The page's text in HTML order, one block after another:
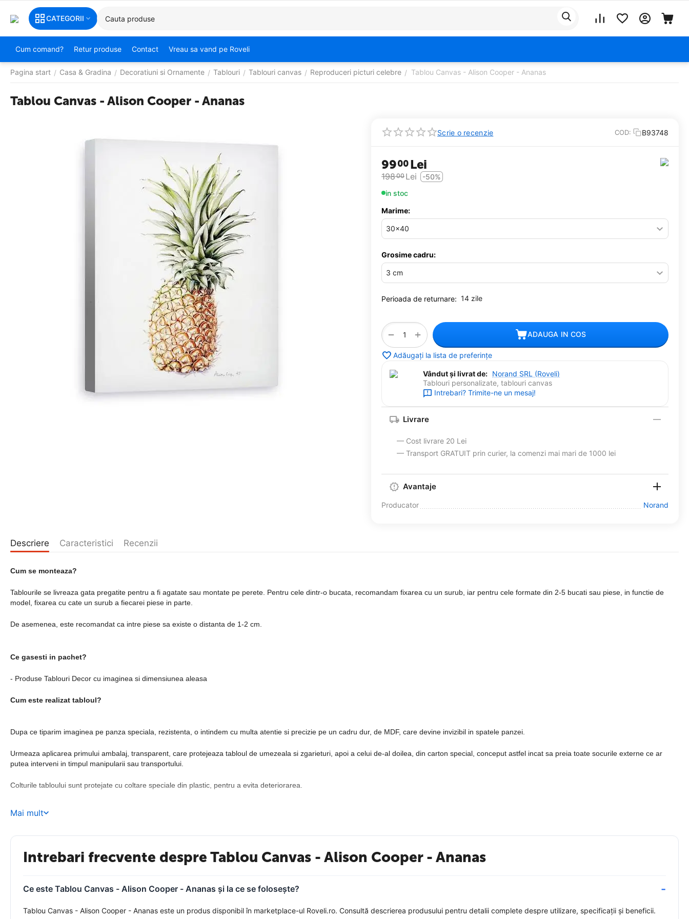
CATEGORII
Cum comand? Retur produse Contact Vreau sa vand pe Roveli
Pagina start / Casa & Gradina / Decoratiuni si Ornamente / Tablouri / Tablouri canvas / Reproduceri picturi celebre / Tablou Canvas - Alison Cooper - Ananas
Tablou Canvas - Alison Cooper - Ananas
Scrie o recenzie COD: B93748
9900 Lei
19800 Lei
-50%
in stoc
Marime:
Grosime cadru:
Perioada de returnare: 14 zile
+
− ADAUGA IN COS
Adăugați la lista de preferințe
Vândut și livrat de: Norand SRL (Roveli)
Tablouri personalizate, tablouri canvas
Intrebari? Trimite-ne un mesaj!
Livrare
— Cost livrare 20 Lei
— Transport GRATUIT prin curier, la comenzi mai mari de 1000 lei
Avantaje
Producator Norand
Descriere Caracteristici Recenzii
Cum se monteaza?
Tablourile se livreaza gata pregatite pentru a fi agatate sau montate pe perete. Pentru cele dintr-o bucata, recomandam fixarea cu un surub, iar pentru cele formate din 2-5 bucati sau piese, in functie de
model, fixarea cu cate un surub a fiecarei piese in parte.
De asemenea, este recomandat ca intre piese sa existe o distanta de 1-2 cm.
Ce gasesti in pachet?
- Produse Tablouri Decor cu imaginea si dimensiunea aleasa
Cum este realizat tabloul?
Dupa ce tiparim imaginea pe panza speciala, rezistenta, o intindem cu multa atentie si precizie pe un cadru dur, de MDF, care devine invizibil in spatele panzei.
Urmeaza aplicarea primului ambalaj, transparent, care protejeaza tabloul de umezeala si zgarieturi, apoi a celui de-al doilea, din carton special, conceput astfel incat sa preia toate socurile externe ce ar
putea interveni in timpul manipularii sau transportului.
Colturile tabloului sunt protejate cu coltare speciale din plastic, pentru a evita deteriorarea.
Detalii de productie:
Panza
timp indelungat claritatea formelor si intensitatea culorilor.
Tiparirea panzei
Echipamentele cu ajutorul carora tiparim panza redau perfect culorile vii, fiind special calibrate pentru acest tip de material, astfel incat rezultatul sa fie unul spectaculos. Mai mult decat atat, sunt prietenoase
Mai mult
Intrebari frecvente despre Tablou Canvas - Alison Cooper - Ananas
Ce este Tablou Canvas - Alison Cooper - Ananas și la ce se folosește?
Tablou Canvas - Alison Cooper - Ananas este un produs disponibil în marketplace-ul Roveli.ro. Consultă descrierea produsului pentru detalii complete despre utilizare, specificații și beneficii.